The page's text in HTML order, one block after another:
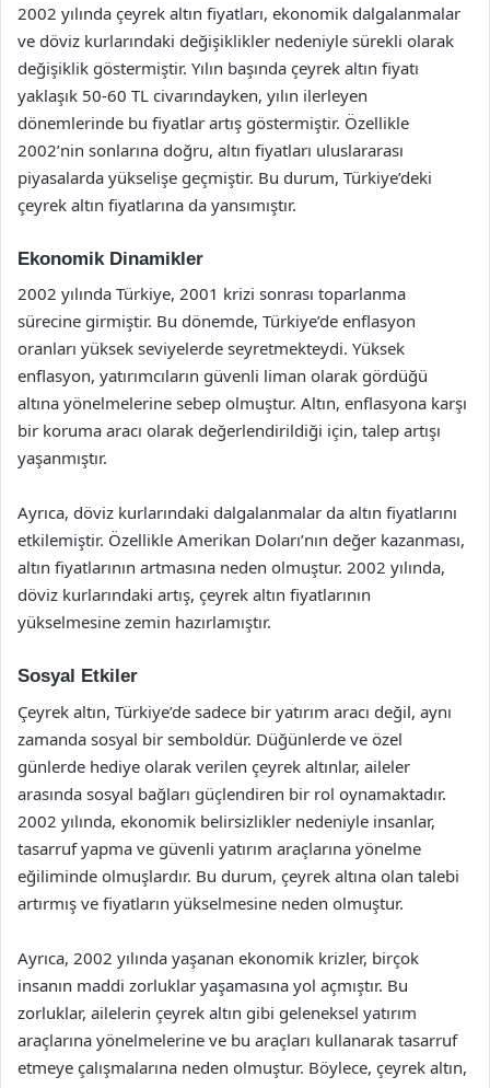
2002 yılında çeyrek altın fiyatları, ekonomik dalgalanmalar
ve döviz kurlarındaki değişiklikler nedeniyle sürekli olarak
değişiklik göstermiştir. Yılın başında çeyrek altın fiyatı
yaklaşık 50-60 TL civarındayken, yılın ilerleyen
dönemlerinde bu fiyatlar artış göstermiştir. Özellikle
2002’nin sonlarına doğru, altın fiyatları uluslararası
piyasalarda yükselişe geçmiştir. Bu durum, Türkiye’deki
çeyrek altın fiyatlarına da yansımıştır.
Ekonomik Dinamikler
2002 yılında Türkiye, 2001 krizi sonrası toparlanma
sürecine girmiştir. Bu dönemde, Türkiye’de enflasyon
oranları yüksek seviyelerde seyretmekteydi. Yüksek
enflasyon, yatırımcıların güvenli liman olarak gördüğü
altına yönelmelerine sebep olmuştur. Altın, enflasyona karşı
bir koruma aracı olarak değerlendirildiği için, talep artışı
yaşanmıştır.
Ayrıca, döviz kurlarındaki dalgalanmalar da altın fiyatlarını
etkilemiştir. Özellikle Amerikan Doları’nın değer kazanması,
altın fiyatlarının artmasına neden olmuştur. 2002 yılında,
döviz kurlarındaki artış, çeyrek altın fiyatlarının
yükselmesine zemin hazırlamıştır.
Sosyal Etkiler
Çeyrek altın, Türkiye’de sadece bir yatırım aracı değil, aynı
zamanda sosyal bir semboldür. Düğünlerde ve özel
günlerde hediye olarak verilen çeyrek altınlar, aileler
arasında sosyal bağları güçlendiren bir rol oynamaktadır.
2002 yılında, ekonomik belirsizlikler nedeniyle insanlar,
tasarruf yapma ve güvenli yatırım araçlarına yönelme
eğiliminde olmuşlardır. Bu durum, çeyrek altına olan talebi
artırmış ve fiyatların yükselmesine neden olmuştur.
Ayrıca, 2002 yılında yaşanan ekonomik krizler, birçok
insanın maddi zorluklar yaşamasına yol açmıştır. Bu
zorluklar, ailelerin çeyrek altın gibi geleneksel yatırım
araçlarına yönelmelerine ve bu araçları kullanarak tasarruf
etmeye çalışmalarına neden olmuştur. Böylece, çeyrek altın,